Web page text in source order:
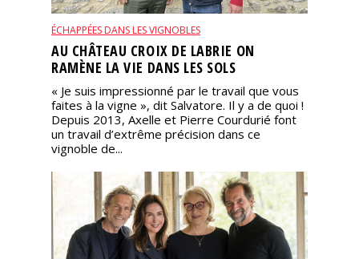
ÉCHAPPÉES DANS LES VIGNOBLES
AU CHÂTEAU CROIX DE LABRIE ON
RAMÈNE LA VIE DANS LES SOLS
« Je suis impressionné par le travail que vous
faites à la vigne », dit Salvatore. Il y a de quoi !
Depuis 2013, Axelle et Pierre Courdurié font
un travail d’extrême précision dans ce
vignoble de...